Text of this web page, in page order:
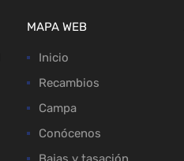
MAPA WEB
Inicio
Recambios
Campa
Conócenos